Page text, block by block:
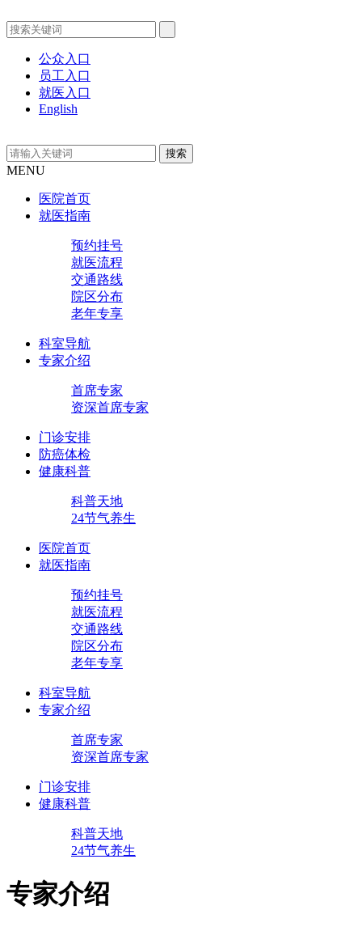
公众入口
员工入口
就医入口
English
MENU
医院首页
就医指南
预约挂号
就医流程
交通路线
院区分布
老年专享
科室导航
专家介绍
首席专家
资深首席专家
门诊安排
防癌体检
健康科普
科普天地
24节气养生
医院首页
就医指南
预约挂号
就医流程
交通路线
院区分布
老年专享
科室导航
专家介绍
首席专家
资深首席专家
门诊安排
健康科普
科普天地
24节气养生
专家介绍